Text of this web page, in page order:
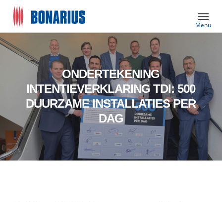
main
content
Menu
ONDERTEKENING
INTENTIEVERKLARING TDI: 500
DUURZAME INSTALLATIES PER
DAG